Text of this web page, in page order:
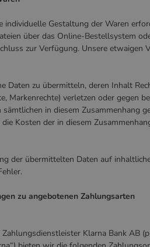
individuelle Gestaltung der Waren
über das Online-Bestellsystem
zur Verfügung. Unsere etwaigen
Daten zu übermitteln, deren Inhalt
Markenrechte) verletzen oder gegen
in diesem Zusammenhang
Kosten der in diesem
der übermittelten Daten auf
zu angebotenen Zahlungsarten
Klarna Bank AB